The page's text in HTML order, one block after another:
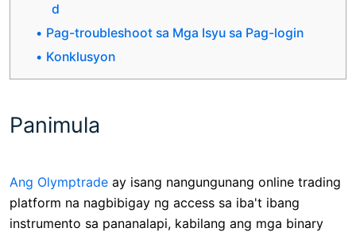
d
Pag-troubleshoot sa Mga Isyu sa Pag-login
Konklusyon
Panimula
Ang Olymptrade ay isang nangungunang online trading
platform na nagbibigay ng access sa iba't ibang
instrumento sa pananalapi, kabilang ang mga binary